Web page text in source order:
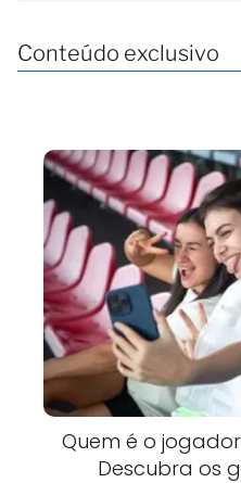
Conteúdo exclusivo
Quem é o
Descubra os